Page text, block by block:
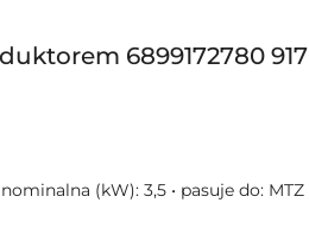
6899172780 917
(kW): 3,5 • pasuje do: MTZ